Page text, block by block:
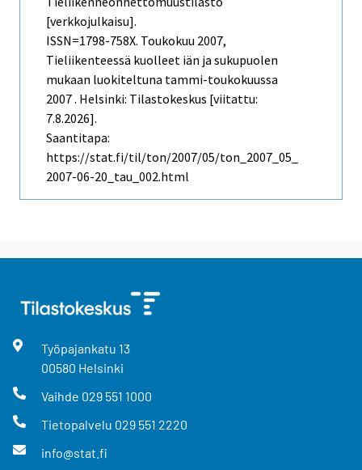
[verkkojulkaisu].
ISSN=1798-758X. Toukokuu 2007,
Tieliikenteessä kuolleet iän ja sukupuolen
mukaan luokiteltuna tammi-toukokuussa
2007 . Helsinki: Tilastokeskus [viitattu:
7.8.2026].
Saantitapa:
https://stat.fi/til/ton/2007/05/ton_2007_05_
2007-06-20_tau_002.html
Työpajankatu 13
00580 Helsinki
Vaihde 029 551 1000
Tietopalvelu 029 551 2220
info@stat.fi